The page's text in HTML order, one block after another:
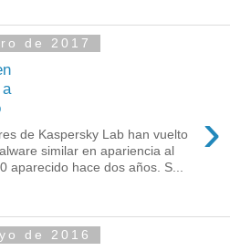
de 2017
›
de Kaspersky Lab han vuelto
similar en apariencia al
aparecido hace dos años. S...
de 2016